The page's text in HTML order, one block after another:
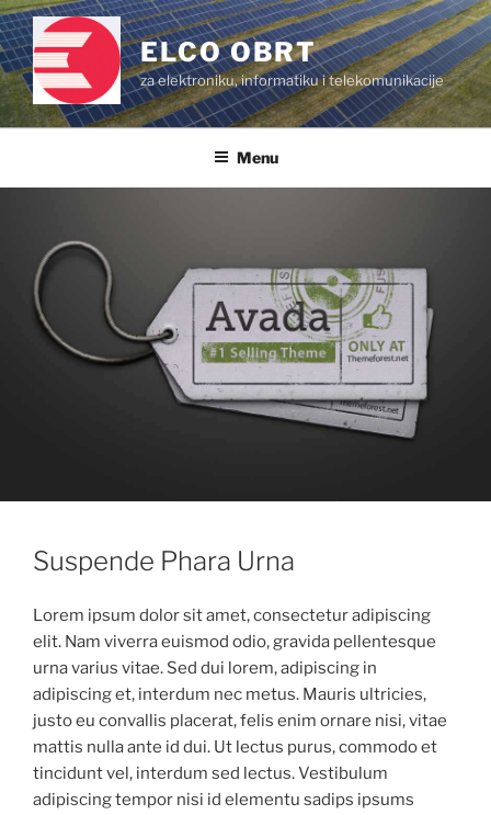
Skip
to
content
ELCO OBRT
za elektroniku, informatiku i telekomunikacije
Menu
Suspende Phara Urna
Lorem ipsum dolor sit amet, consectetur adipiscing
elit. Nam viverra euismod odio, gravida pellentesque
urna varius vitae. Sed dui lorem, adipiscing in
adipiscing et, interdum nec metus. Mauris ultricies,
justo eu convallis placerat, felis enim ornare nisi, vitae
mattis nulla ante id dui. Ut lectus purus, commodo et
tincidunt vel, interdum sed lectus. Vestibulum
adipiscing tempor nisi id elementu sadips ipsums